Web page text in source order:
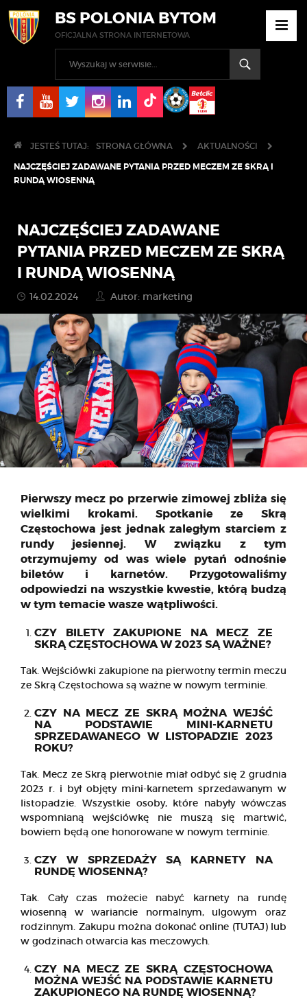
BS POLONIA BYTOM
OFICJALNA STRONA INTERNETOWA
JESTEŚ TUTAJ: STRONA GŁÓWNA AKTUALNOŚCI
NAJCZĘŚCIEJ ZADAWANE PYTANIA PRZED MECZEM ZE SKRĄ I
RUNDĄ WIOSENNĄ
NAJCZĘŚCIEJ ZADAWANE
PYTANIA PRZED MECZEM ZE SKRĄ
I RUNDĄ WIOSENNĄ
14.02.2024 Autor: marketing
Pierwszy mecz po przerwie zimowej zbliża się
wielkimi krokami. Spotkanie ze Skrą
Częstochowa jest jednak zaległym starciem z
rundy jesiennej. W związku z tym
otrzymujemy od was wiele pytań odnośnie
biletów i karnetów. Przygotowaliśmy
odpowiedzi na wszystkie kwestie, którą budzą
w tym temacie wasze wątpliwości.
CZY BILETY ZAKUPIONE NA MECZ ZE
SKRĄ CZĘSTOCHOWA W 2023 SĄ WAŻNE?
Tak. Wejściówki zakupione na pierwotny termin meczu
ze Skrą Częstochowa są ważne w nowym terminie.
CZY NA MECZ ZE SKRĄ MOŻNA WEJŚĆ
NA PODSTAWIE MINI-KARNETU
SPRZEDAWANEGO W LISTOPADZIE 2023
ROKU?
Tak. Mecz ze Skrą pierwotnie miał odbyć się 2 grudnia
2023 r. i był objęty mini-karnetem sprzedawanym w
listopadzie. Wszystkie osoby, które nabyły wówczas
wspomnianą wejściówkę nie muszą się martwić,
bowiem będą one honorowane w nowym terminie.
CZY W SPRZEDAŻY SĄ KARNETY NA
RUNDĘ WIOSENNĄ?
Tak. Cały czas możecie nabyć karnety na rundę
wiosenną w wariancie normalnym, ulgowym oraz
rodzinnym. Zakupu można dokonać online (TUTAJ) lub
w godzinach otwarcia kas meczowych.
CZY NA MECZ ZE SKRĄ CZĘSTOCHOWA
MOŻNA WEJŚĆ NA PODSTAWIE KARNETU
ZAKUPIONEGO NA RUNDĘ WIOSENNĄ?